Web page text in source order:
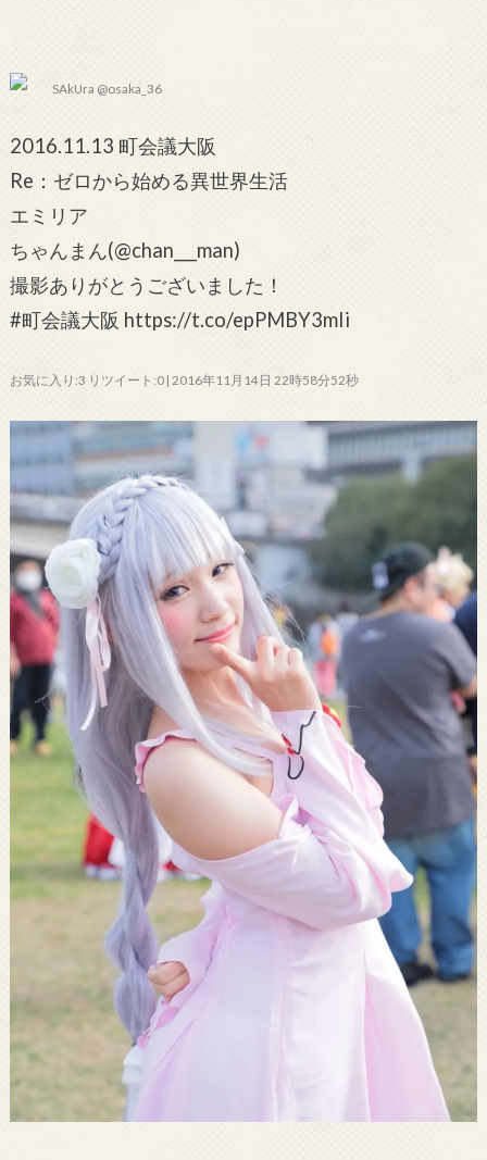
SAkUra @osaka_36
2016.11.13 町会議大阪
Re：ゼロから始める異世界生活
エミリア
ちゃんまん(@chan___man)
撮影ありがとうございました！
#町会議大阪 https://t.co/epPMBY3mIi
お気に入り:3 リツイート:0 | 2016年11月14日 22時58分52秒